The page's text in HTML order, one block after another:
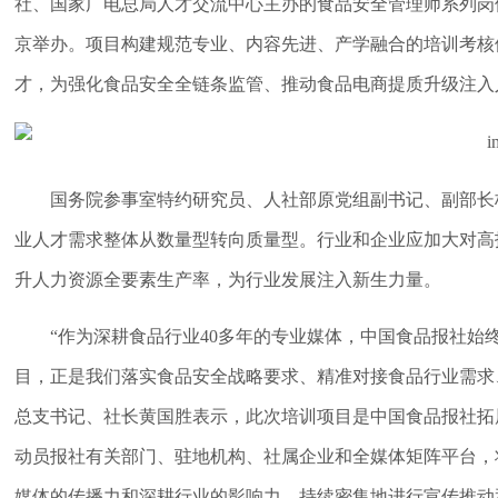
社、国家广电总局人才交流中心主办的食品安全管理师系列
京举办。项目构建规范专业、内容先进、产学融合的培训考
才，为强化食品安全全链条监管、推动食品电商提质升级注
国务院参事室特约研究员、人社部原党组副书记、副部
业人才需求整体从数量型转向质量型。行业和企业应加大对
升人力资源全要素生产率，为行业发展注入新生力量。
“作为深耕食品行业40多年的专业媒体，中国食品报社
目，正是我们落实食品安全战略要求、精准对接食品行业需
总支书记、社长黄国胜表示，此次培训项目是中国食品报社
动员报社有关部门、驻地机构、社属企业和全媒体矩阵平台